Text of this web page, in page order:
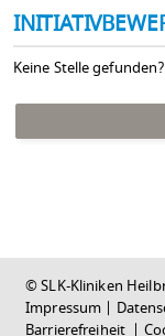
Keine Stelle
© SLK-Kliniken
Impressum |
Barrierefreiheit |